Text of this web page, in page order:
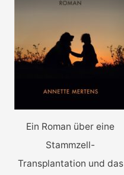
Ein Roman über eine
Stammzell-
Transplantation und das